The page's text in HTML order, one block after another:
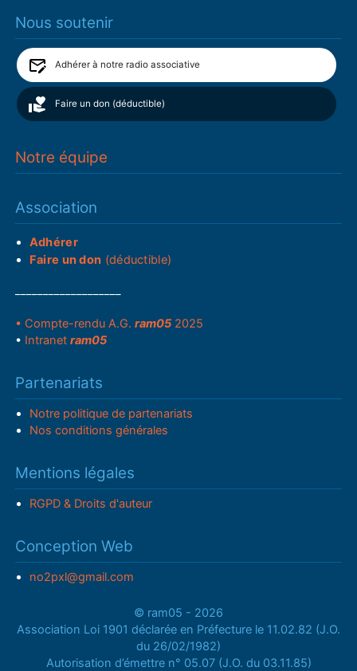
Nous soutenir
Adhérer à notre radio associative
Faire un don (déductible)
Notre équipe
Association
Adhérer
Faire un don (déductible)
• Compte-rendu A.G.ram05 2025
• Intranetram05
Partenariats
Notre politique de partenariats
Nos conditions générales
Mentions légales
RGPD & Droits d'auteur
Conception Web
no2pxl@gmail.com
© ram05 - 2026
Association Loi 1901 déclarée en Préfecture le 11.02.82 (J.O.
du 26/02/1982)
Autorisation d’émettre n° 05.07 (J.O. du 03.11.85)